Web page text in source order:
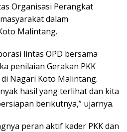
Organisasi Perangkat
dalam
Malintang.
lintas OPD bersama
penilaian Gerakan PKK
Nagari Koto Malintang.
hasil yang terlihat dan kita
berikutnya,” ujarnya.
peran aktif kader PKK dan